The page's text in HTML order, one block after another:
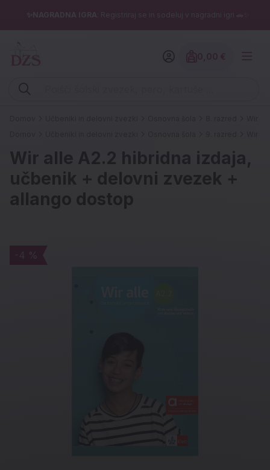
✨NAGRADNA IGRA : Registriraj se in sodeluj v nagradni igri 🚗✨
Vpišite iskalni niz (šolski zvezek, pero, kartuše ...)
Wir alle A2.2 hibridna izdaja,
učbenik + delovni zvezek +
allango dostop
-4 %